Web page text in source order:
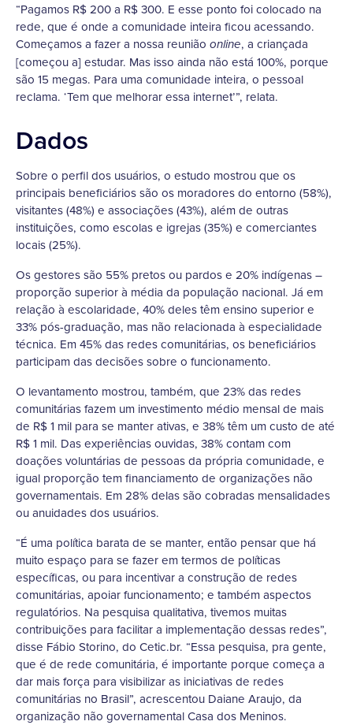
“Pagamos R$ 200 a R$ 300. E esse ponto foi colocado na
rede, que é onde a comunidade inteira ficou acessando.
Começamos a fazer a nossa reunião online, a criançada
[começou a] estudar. Mas isso ainda não está 100%, porque
são 15 megas. Para uma comunidade inteira, o pessoal
reclama. ‘Tem que melhorar essa internet’”, relata.
Dados
Sobre o perfil dos usuários, o estudo mostrou que os
principais beneficiários são os moradores do entorno (58%),
visitantes (48%) e associações (43%), além de outras
instituições, como escolas e igrejas (35%) e comerciantes
locais (25%).
Os gestores são 55% pretos ou pardos e 20% indígenas –
proporção superior à média da população nacional. Já em
relação à escolaridade, 40% deles têm ensino superior e
33% pós-graduação, mas não relacionada à especialidade
técnica. Em 45% das redes comunitárias, os beneficiários
participam das decisões sobre o funcionamento.
O levantamento mostrou, também, que 23% das redes
comunitárias fazem um investimento médio mensal de mais
de R$ 1 mil para se manter ativas, e 38% têm um custo de até
R$ 1 mil. Das experiências ouvidas, 38% contam com
doações voluntárias de pessoas da própria comunidade, e
igual proporção tem financiamento de organizações não
governamentais. Em 28% delas são cobradas mensalidades
ou anuidades dos usuários.
“É uma política barata de se manter, então pensar que há
muito espaço para se fazer em termos de políticas
específicas, ou para incentivar a construção de redes
comunitárias, apoiar funcionamento; e também aspectos
regulatórios. Na pesquisa qualitativa, tivemos muitas
contribuições para facilitar a implementação dessas redes”,
disse Fábio Storino, do Cetic.br. “Essa pesquisa, pra gente,
que é de rede comunitária, é importante porque começa a
dar mais força para visibilizar as iniciativas de redes
comunitárias no Brasil”, acrescentou Daiane Araujo, da
organização não governamental Casa dos Meninos.